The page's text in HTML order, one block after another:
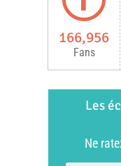
166,956
Fans
Les
Ne